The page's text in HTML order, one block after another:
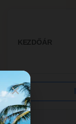
KEZDŐÁR
×